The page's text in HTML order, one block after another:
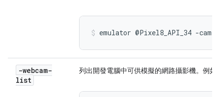
emulator @Pixel8_API_34 -
-webcam-
list
列出開發電腦中可供模擬的網路攝影機。例如